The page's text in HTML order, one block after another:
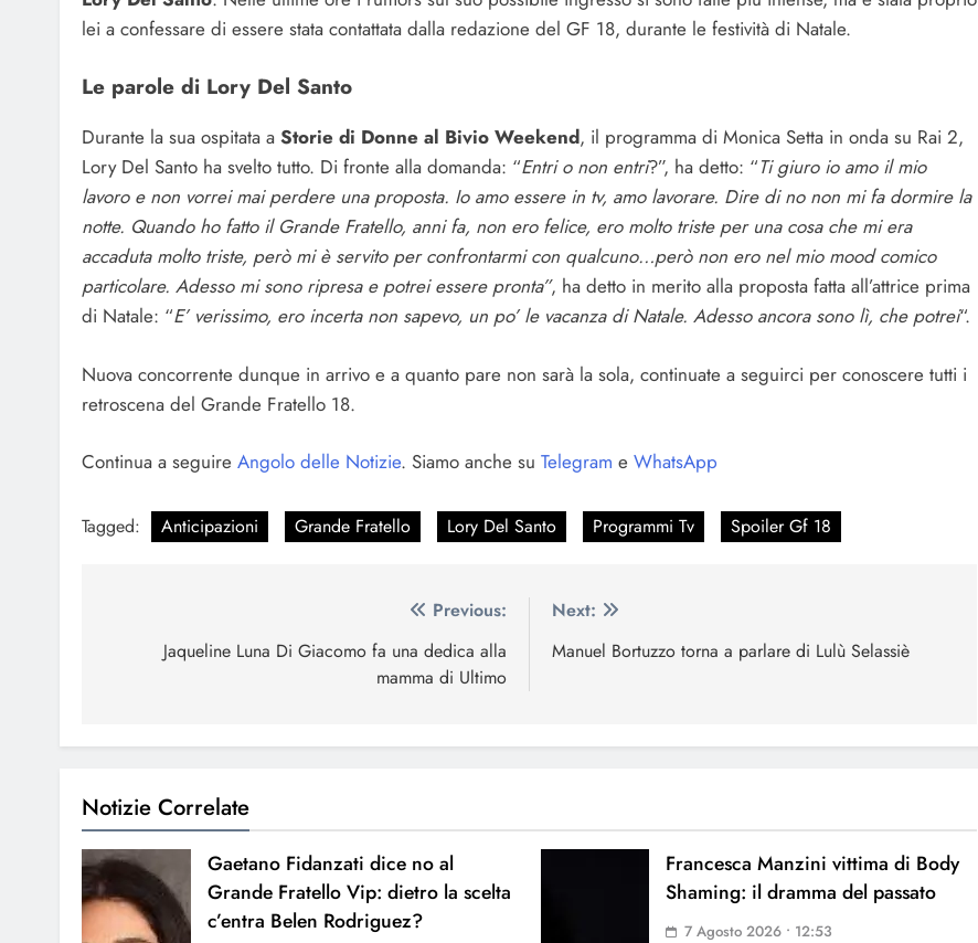
lei a confessare di essere stata contattata dalla redazione del GF 18, durante le festività di Natale.
Le parole di Lory Del Santo
Durante la sua ospitata a Storie di Donne al Bivio Weekend, il programma di Monica Setta in onda su Rai 2,
Lory Del Santo ha svelto tutto. Di fronte alla domanda: “Entri o non entri?”, ha detto: “Ti giuro io amo il mio
lavoro e non vorrei mai perdere una proposta. Io amo essere in tv, amo lavorare. Dire di no non mi fa dormire la
notte. Quando ho fatto il Grande Fratello, anni fa, non ero felice, ero molto triste per una cosa che mi era
accaduta molto triste, però mi è servito per confrontarmi con qualcuno…però non ero nel mio mood comico
particolare. Adesso mi sono ripresa e potrei essere pronta”, ha detto in merito alla proposta fatta all’attrice prima
di Natale: “E’ verissimo, ero incerta non sapevo, un po’ le vacanza di Natale. Adesso ancora sono lì, che potrei“.
Nuova concorrente dunque in arrivo e a quanto pare non sarà la sola, continuate a seguirci per conoscere tutti i
retroscena del Grande Fratello 18.
Continua a seguire Angolo delle Notizie. Siamo anche su Telegram e WhatsApp
Tagged: Anticipazioni Grande Fratello Lory Del Santo Programmi Tv Spoiler Gf 18
articoli
Previous:
Jaqueline Luna Di Giacomo fa una dedica alla
mamma di Ultimo
Next:
Manuel Bortuzzo torna a parlare di Lulù Selassiè
Notizie Correlate
Gaetano Fidanzati dice no al
Grande Fratello Vip: dietro la scelta
c’entra Belen Rodriguez?
Francesca Manzini vittima di Body
Shaming: il dramma del passato
7 Agosto 2026 • 12:53